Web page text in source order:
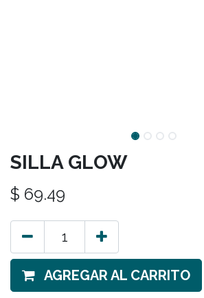
SILLA GLOW
$ 69.49
AGREGAR AL CARRITO